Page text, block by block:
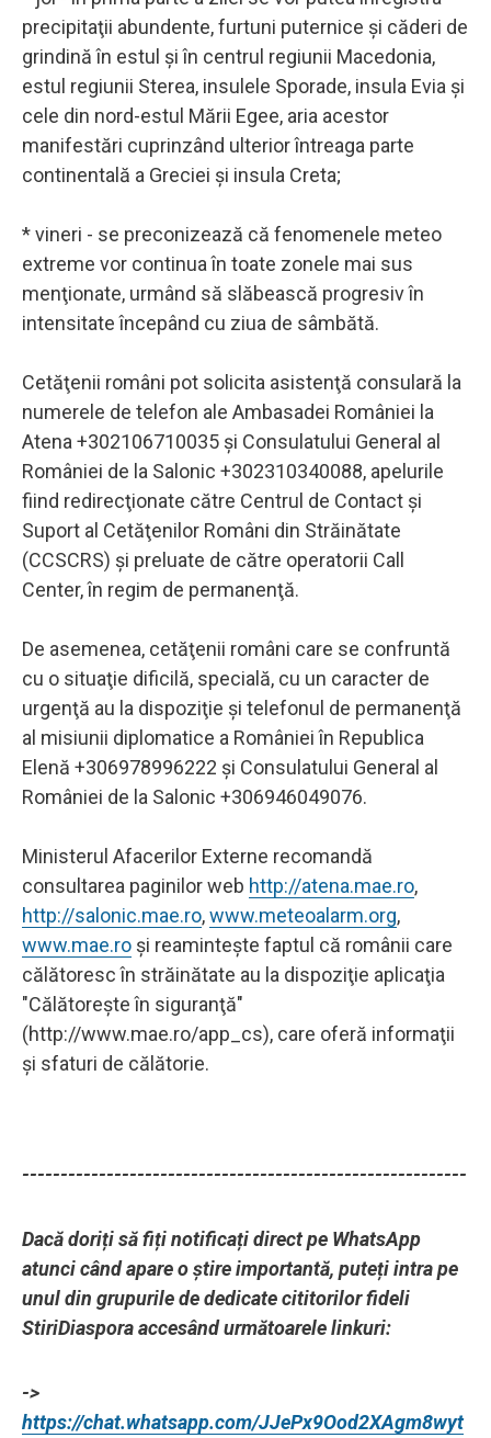
precipitaţii abundente, furtuni puternice şi căderi de
grindină în estul şi în centrul regiunii Macedonia,
estul regiunii Sterea, insulele Sporade, insula Evia şi
cele din nord-estul Mării Egee, aria acestor
manifestări cuprinzând ulterior întreaga parte
continentală a Greciei şi insula Creta;
* vineri - se preconizează că fenomenele meteo
extreme vor continua în toate zonele mai sus
menţionate, urmând să slăbească progresiv în
intensitate începând cu ziua de sâmbătă.
Cetăţenii români pot solicita asistenţă consulară la
numerele de telefon ale Ambasadei României la
Atena +302106710035 şi Consulatului General al
României de la Salonic +302310340088, apelurile
fiind redirecţionate către Centrul de Contact şi
Suport al Cetăţenilor Români din Străinătate
(CCSCRS) şi preluate de către operatorii Call
Center, în regim de permanenţă.
De asemenea, cetăţenii români care se confruntă
cu o situaţie dificilă, specială, cu un caracter de
urgenţă au la dispoziţie şi telefonul de permanenţă
al misiunii diplomatice a României în Republica
Elenă +306978996222 şi Consulatului General al
României de la Salonic +306946049076.
Ministerul Afacerilor Externe recomandă
consultarea paginilor web http://atena.mae.ro,
http://salonic.mae.ro,www.meteoalarm.org,
www.mae.ro şi reaminteşte faptul că românii care
călătoresc în străinătate au la dispoziţie aplicaţia
"Călătoreşte în siguranţă"
(http://www.mae.ro/app_cs), care oferă informaţii
şi sfaturi de călătorie.
----------------------------------------------------------
Dacă doriți să fiți notificați direct pe WhatsApp
atunci când apare o știre importantă, puteți intra pe
unul din grupurile de dedicate cititorilor fideli
StiriDiaspora accesând următoarele linkuri:
->
https://chat.whatsapp.com/JJePx9Ood2XAgm8wyt